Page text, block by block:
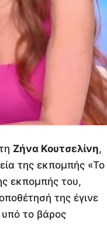
Ζήνα Κουτσελίνη,
της εκπομπής «Το
εκπομπής του,
της έγινε
υπό το βάρος